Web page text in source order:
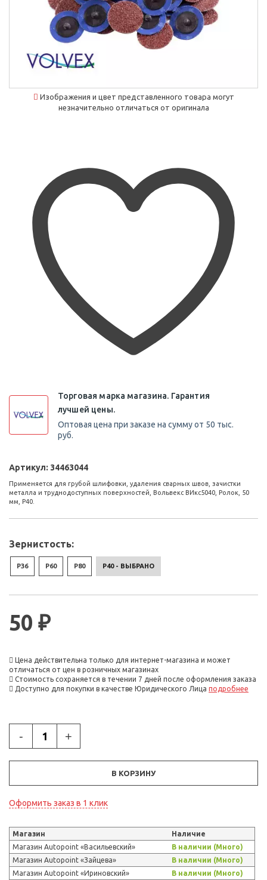
Изображения и цвет представленного товара могут
незначительно отличаться от оригинала
Торговая марка магазина. Гарантия
лучшей цены.
Оптовая цена при заказе на сумму от 50 тыс.
руб.
Артикул: 34463044
Применяется для грубой шлифовки, удаления сварных швов, зачистки
металла и труднодоступных поверхностей, Вольвекс ВИкс5040, Ролок, 50
мм, Р40.
Зернистость:
P36 P60 P80 P40 - ВЫБРАНО
50 ₽
Цена действительна только для интернет-магазина и может
отличаться от цен в розничных магазинах
Стоимость сохраняется в течении 7 дней после оформления заказа
Доступно для покупки в качестве Юридического Лица подробнее
- +
В КОРЗИНУ
Оформить заказ в 1 клик
Магазин
Наличие
Магазин Autopoint «Васильевский»
В наличии (Много)
Магазин Autopoint «Зайцева»
В наличии (Много)
Магазин Autopoint «Ириновский»
В наличии (Много)